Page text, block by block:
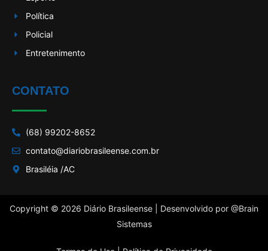
Política
Policial
Entretenimento
CONTATO
(68) 99202-8652
contato@diariobrasileense.com.br
Brasiléia /AC
Copyright © 2026 Diário Brasileense | Desenvolvido por @Brain
Sistemas